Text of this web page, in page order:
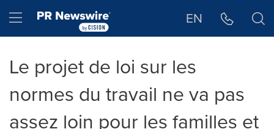
Hamburger menu EN
Le projet de loi sur les
normes du travail ne va pas
assez loin pour les familles et